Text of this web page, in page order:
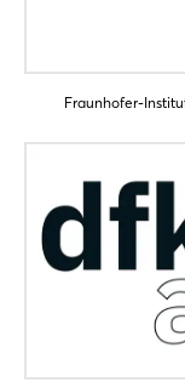
Fraunhofer-